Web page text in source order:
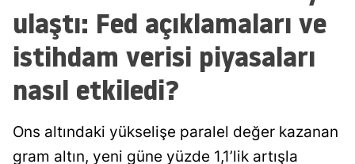
ulaştı: Fed açıklamaları ve
istihdam verisi piyasaları
nasıl etkiledi?
Ons altındaki yükselişe paralel değer kazanan
gram altın, yeni güne yüzde 1,1’lik artışla